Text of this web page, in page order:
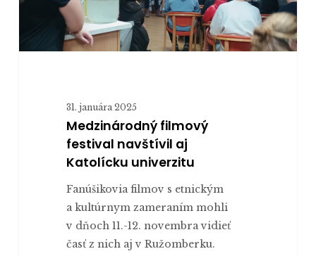
univerzitu
31. januára 2025
Medzinárodný filmový
festival navštívil aj
Katolícku univerzitu
Fanúšikovia filmov s etnickým
a kultúrnym zameraním mohli
v dňoch 11.-12. novembra vidieť
časť z nich aj v Ružomberku.